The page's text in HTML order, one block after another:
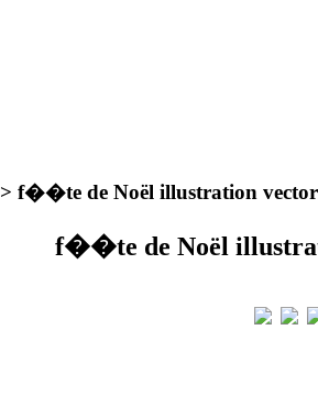
> f��te de Noël illustration
f��te de Noël